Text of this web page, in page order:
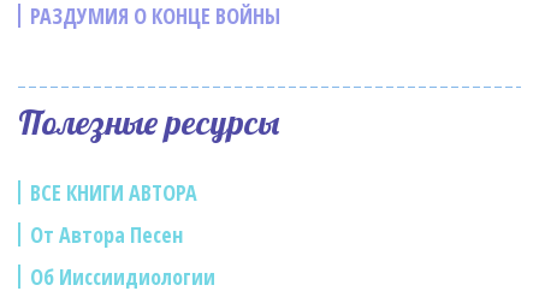
РАЗДУМИЯ О КОНЦЕ ВОЙНЫ
Полезные ресурсы
ВСЕ КНИГИ АВТОРА
От Автора Песен
Об Ииссиидиологии